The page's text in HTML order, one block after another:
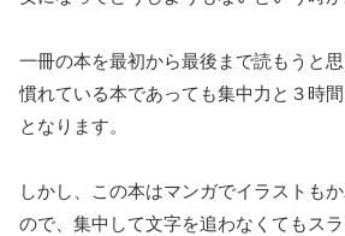
一冊の本を最初から最後まで読もうと
慣れている本であっても集中力と３時
となります。
しかし、この本はマンガでイラストも
ので、集中して文字を追わなくてもス